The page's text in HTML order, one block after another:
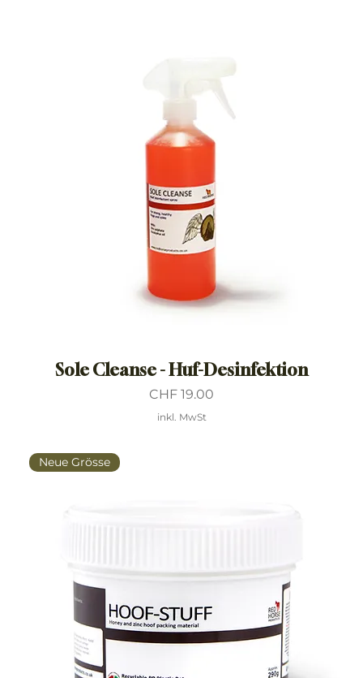
Sole Cleanse - Huf-Desinfektion
Preis
CHF 19.00
inkl. MwSt
Neue Grösse